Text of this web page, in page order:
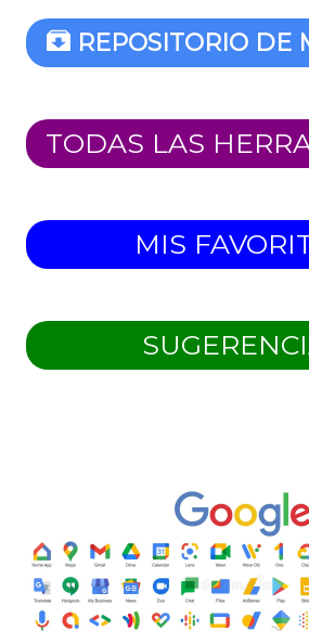
REPOSITORIO DE
TODAS LAS
MIS